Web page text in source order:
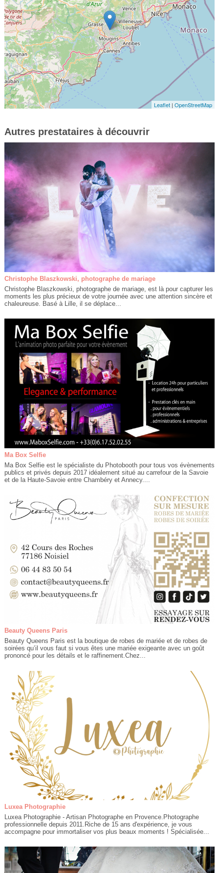
Leaflet |OpenStreetMap
Autres prestataires à découvrir
Christophe Blaszkowski, photographe de mariage
Christophe Blaszkowski, photographe de mariage, est là pour capturer les
moments les plus précieux de votre journée avec une attention sincère et
chaleureuse. Basé à Lille, il se déplace...
Ma Box Selfie
Ma Box Selfie est le spécialiste du Photobooth pour tous vos évènements
publics et privés depuis 2017 idéalement situé au carrefour de la Savoie
et de la Haute-Savoie entre Chambéry et Annecy....
Beauty Queens Paris
Beauty Queens Paris est la boutique de robes de mariée et de robes de
soirées qu’il vous faut si vous êtes une mariée exigeante avec un goût
prononcé pour les détails et le raffinement.Chez...
Luxea Photographie
Luxea Photographie - Artisan Photographe en Provence.Photographe
professionnelle depuis 2011.Riche de 15 ans d'expérience, je vous
accompagne pour immortaliser vos plus beaux moments ! Spécialisée...